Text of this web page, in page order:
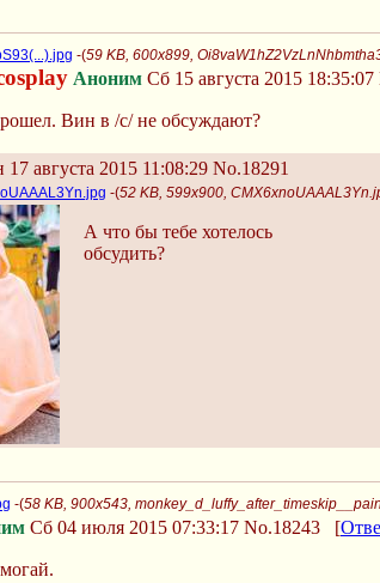
-(59 KB, 600x899,
Аноним Сб 15 августа 2015 18:35:07
Вин в /c/ не обсуждают?
августа 2015 11:08:29 No.18291
-(52 KB, 599x900,
А что бы тебе хотелось
обсудить?
-(58 KB, 900x543,
Сб 04 июля 2015 07:33:17 No.18243 [